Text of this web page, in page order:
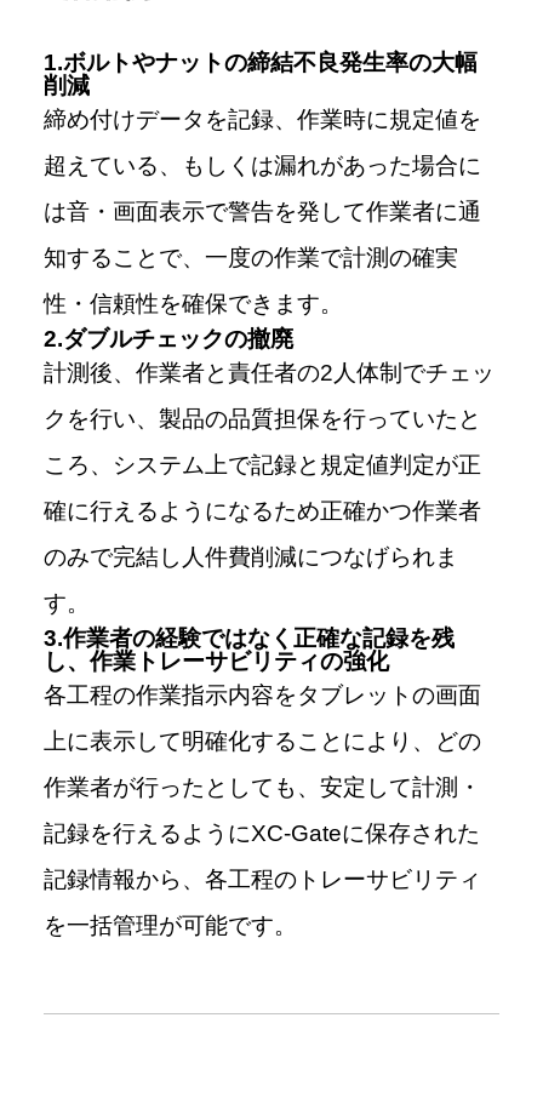
1.ボルトやナットの締結不良発生率の大幅
削減
締め付けデータを記録、作業時に規定値を
超えている、もしくは漏れがあった場合に
は音・画面表示で警告を発して作業者に通
知することで、一度の作業で計測の確実
性・信頼性を確保できます。
2.ダブルチェックの撤廃
計測後、作業者と責任者の2人体制でチェッ
クを行い、製品の品質担保を行っていたと
ころ、システム上で記録と規定値判定が正
確に行えるようになるため正確かつ作業者
のみで完結し人件費削減につなげられま
す。
3.作業者の経験ではなく正確な記録を残
し、作業トレーサビリティの強化
各工程の作業指示内容をタブレットの画面
上に表示して明確化することにより、どの
作業者が行ったとしても、安定して計測・
記録を行えるようにXC-Gateに保存された
記録情報から、各工程のトレーサビリティ
を一括管理が可能です。